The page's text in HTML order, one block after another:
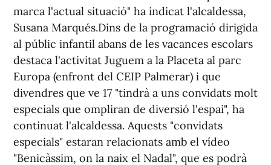
marca l'actual situació" ha indicat l'alcaldessa,
Susana Marqués.Dins de la programació dirigida
al públic infantil abans de les vacances escolars
destaca l'activitat Juguem a la Placeta al parc
Europa (enfront del CEIP Palmerar) i que
divendres que ve 17 "tindrà a uns convidats molt
especials que ompliran de diversió l'espai", ha
continuat l'alcaldessa. Aquests "convidats
especials" estaran relacionats amb el vídeo
"Benicàssim, on la naix el Nadal", que es podrà